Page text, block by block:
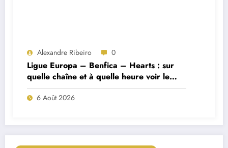
Alexandre Ribeiro 0
Ligue Europa – Benfica – Hearts : sur
quelle chaîne et à quelle heure voir le
match ?
6 Août 2026